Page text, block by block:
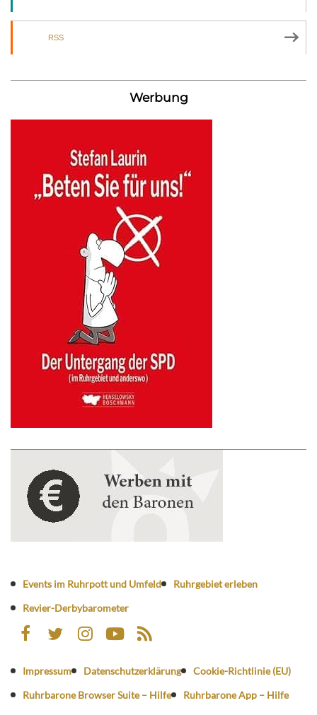
RSS
Werbung
Events im Ruhrpott und Umfeld
Ruhrgebiet erleben
Revier-Derbybarometer
Impressum Datenschutzerklärung
Cookie-Richtlinie (EU)
Ruhrbarone Browser Suite – Hilfe
Ruhrbarone App – Hilfe